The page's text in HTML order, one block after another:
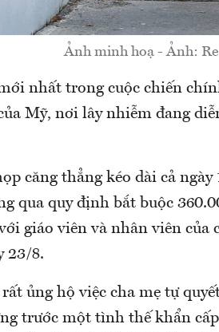
Ảnh minh hoạ - Ảnh:
nhất trong cuộc chiến
Mỹ, nơi lây nhiễm đang
căng thẳng kéo dài cả
qua quy định bắt buộc
giáo viên và nhân viên của
23/8.
ủng hộ việc cha mẹ tự
trước một tình thế khẩn